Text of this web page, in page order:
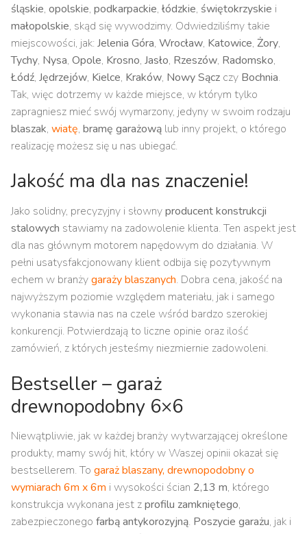
śląskie, opolskie, podkarpackie, łódzkie, świętokrzyskie i
małopolskie, skąd się wywodzimy. Odwiedziliśmy takie
miejscowości, jak: Jelenia Góra, Wrocław, Katowice, Żory,
Tychy, Nysa, Opole, Krosno, Jasło, Rzeszów, Radomsko,
Łódź, Jędrzejów, Kielce, Kraków, Nowy Sącz czy Bochnia.
Tak, więc dotrzemy w każde miejsce, w którym tylko
zapragniesz mieć swój wymarzony, jedyny w swoim rodzaju
blaszak, wiatę, bramę garażową lub inny projekt, o którego
realizację możesz się u nas ubiegać.
Jakość ma dla nas znaczenie!
Jako solidny, precyzyjny i słownyproducent konstrukcji
stalowych stawiamy na zadowolenie klienta. Ten aspekt jest
dla nas głównym motorem napędowym do działania. W
pełni usatysfakcjonowany klient odbija się pozytywnym
echem w branżygaraży blaszanych. Dobra cena, jakość na
najwyższym poziomie względem materiału, jak i samego
wykonania stawia nas na czele wśród bardzo szerokiej
konkurencji. Potwierdzają to liczne opinie oraz ilość
zamówień, z których jesteśmy niezmiernie zadowoleni.
Bestseller – garaż
drewnopodobny 6×6
Niewątpliwie, jak w każdej branży wytwarzającej określone
produkty, mamy swój hit, który w Waszej opinii okazał się
bestsellerem. To garaż blaszany, drewnopodobny o
wymiarach 6m x 6m i wysokości ścian 2,13 m, którego
konstrukcja wykonana jest zprofilu zamkniętego,
zabezpieczonego farbą antykorozyjną. Poszycie garażu, jak i